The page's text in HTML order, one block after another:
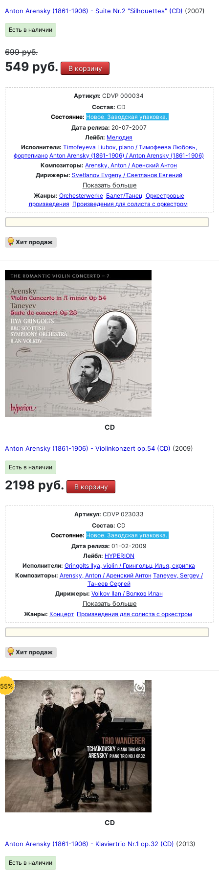
Anton Arensky (1861-1906) - Suite Nr.2 "Silhouettes" (CD) (2007)
Есть в наличии
699руб.
549 руб. В корзину
Артикул: CDVP 000034
Состав: CD
Состояние: Новое. Заводская упаковка.
Дата релиза: 20-07-2007
Лейбл: Мелодия
Исполнители: Timofeyeva Liubov, piano / Тимофеева Любовь,
фортепиано Anton Arensky (1861-1906) / Anton Arensky (1861-1906)
Композиторы: Arensky, Anton / Аренский Антон
Дирижеры: Svetlanov Evgeny / Светланов Евгений
Показать больше
Жанры: Orchesterwerke Балет/Танец Оркестровые
произведения Произведения для солиста с оркестром
Хит продаж
CD
Anton Arensky (1861-1906) - Violinkonzert op.54 (CD) (2009)
Есть в наличии
2198 руб. В корзину
Артикул: CDVP 023033
Состав: CD
Состояние: Новое. Заводская упаковка.
Дата релиза: 01-02-2009
Лейбл: HYPERION
Исполнители: Gringolts Ilya, violin / Грингольц Илья, скрипка
Композиторы: Arensky, Anton / Аренский Антон Taneyev, Sergey /
Танеев Сергей
Дирижеры: Volkov Ilan / Волков Илан
Показать больше
Жанры: Концерт Произведения для солиста с оркестром
Хит продаж
CD
Anton Arensky (1861-1906) - Klaviertrio Nr.1 op.32 (CD) (2013)
Есть в наличии